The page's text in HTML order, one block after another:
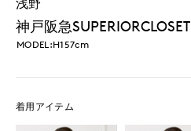
浅野
神戸阪急SUPERIORCLOSET
MODEL:H157cm
着用アイテム